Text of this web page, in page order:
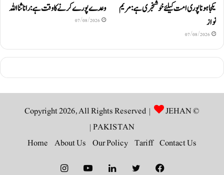
یکجا ہونا پوری امت کیلئے خوشخبری ہے: مریم
نواز
07/08/2026
وعدے پورے کرنے کا وقت ہے: رانا ثنا اللہ
07/08/2026
© Copyright 2026, All Rights Reserved |
JEHAN
PAKISTAN
|
Contact Us
Tariff
Our Policy
About Us
Home
Facebook
Twitter
LinkedIn
YouTube
Instagram